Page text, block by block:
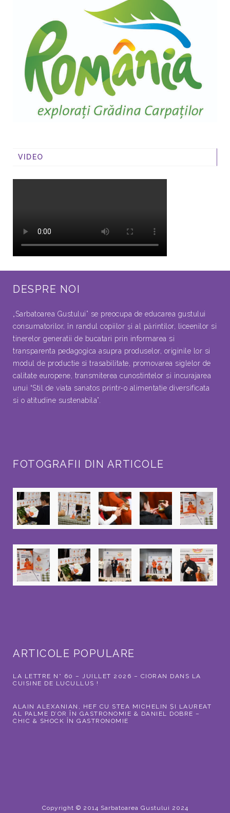
VIDEO
DESPRE NOI
„Sarbatoarea Gustului” se preocupa de educarea gustului
consumatorilor, în randul copiilor şi al părintilor, liceenilor si
tinerelor generatii de bucatari prin informarea si
transparenta pedagogica asupra produselor, originile lor si
modul de productie si trasabilitate, promovarea siglelor de
calitate europene, transmiterea cunostintelor si incurajarea
unui “Stil de viata sanatos printr-o alimentatie diversificata
si o atitudine sustenabila”.
FOTOGRAFII DIN ARTICOLE
ARTICOLE POPULARE
LA LETTRE N° 60 – JUILLET 2026 – CIORAN DANS LA
CUISINE DE LUCULLUS !
ALAIN ALEXANIAN, HEF CU STEA MICHELIN ȘI LAUREAT
AL PALME D’OR ÎN GASTRONOMIE & DANIEL DOBRE –
CHIC & SHOCK ÎN GASTRONOMIE
Copyright © 2014 Sarbatoarea Gustului 2024